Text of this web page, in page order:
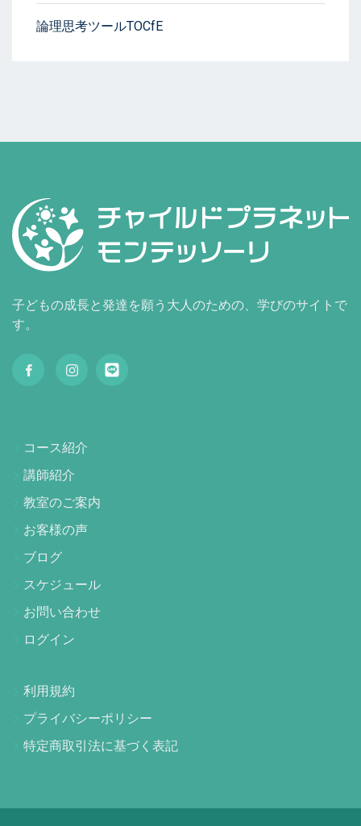
論理思考ツールTOCfE
子どもの成長と発達を願う大人のための、学びのサイトで
す。
コース紹介
講師紹介
教室のご案内
お客様の声
ブログ
スケジュール
お問い合わせ
ログイン
利用規約
プライバシーポリシー
特定商取引法に基づく表記